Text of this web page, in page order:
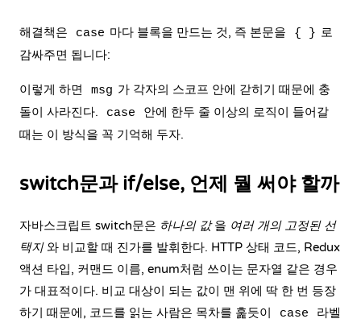
해결책은 case 마다 블록을 만드는 것, 즉 본문을 { } 로
감싸주면 됩니다:
이렇게 하면 msg 가 각자의 스코프 안에 갇히기 때문에 충
돌이 사라진다.
case
안에 한두 줄 이상의 로직이 들어갈
때는 이 방식을 꼭 기억해 두자.
switch문과 if/else, 언제 뭘 써야 할까
자바스크립트 switch문은 하나의 값을 여러 개의 고정된 선
택지와 비교할 때 진가를 발휘한다. HTTP 상태 코드, Redux
액션 타입, 커맨드 이름, enum처럼 쓰이는 문자열 같은 경우
가 대표적이다. 비교 대상이 되는 값이 맨 위에 딱 한 번 등장
하기 때문에, 코드를 읽는 사람은 목차를 훑듯이
case
라벨